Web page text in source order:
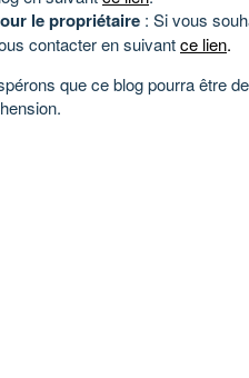
le propriétaire : Si vous
contacter en suivantce lien.
que ce blog pourra être